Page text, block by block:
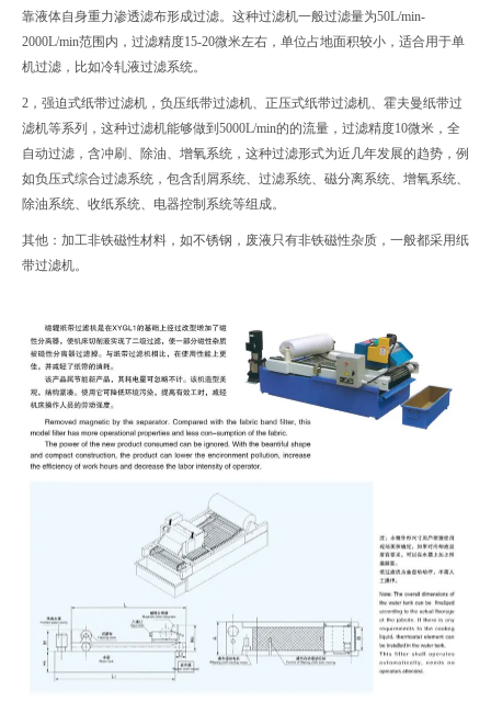
靠液体自身重力渗透滤布形成过滤。这种过滤机一般过滤量为50L/min-
2000L/min范围内，过滤精度15-20微米左右，单位占地面积较小，适合用于单
机过滤，比如冷轧液过滤系统。
2，强迫式纸带过滤机，负压纸带过滤机、正压式纸带过滤机、霍夫曼纸带过
滤机等系列，这种过滤机能够做到5000L/min的的流量，过滤精度10微米，全
自动过滤，含冲刷、除油、增氧系统，这种过滤形式为近几年发展的趋势，例
如负压式综合过滤系统，包含刮屑系统、过滤系统、磁分离系统、增氧系统、
除油系统、收纸系统、电器控制系统等组成。
其他：加工非铁磁性材料，如不锈钢，废液只有非铁磁性杂质，一般都采用纸
带过滤机。